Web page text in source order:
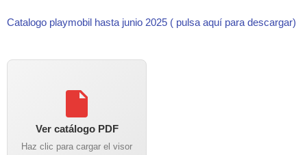
Catalogo playmobil hasta junio 2025 ( pulsa aquí para descargar)
Ver catálogo PDF
Haz clic para cargar el visor